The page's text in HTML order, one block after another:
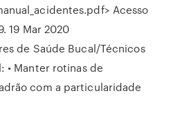
Acesso
19 Mar 2020
de Saúde Bucal/Técnicos
• Manter rotinas de
com a particularidade